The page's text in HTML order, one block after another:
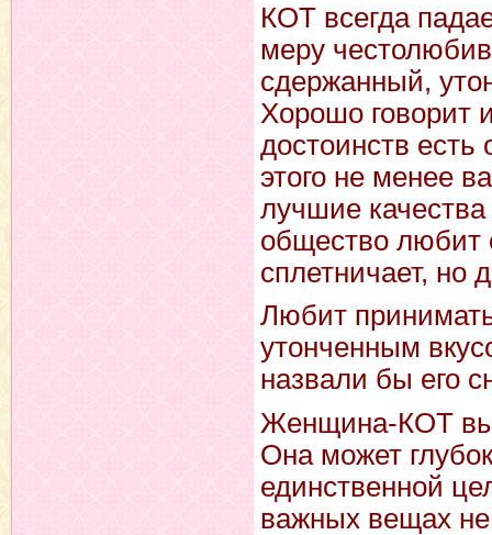
КОТ всегда
меру
сдержанный,
Хорошо говорит
достоинств есть
этого не менее
лучшие
общество любит
сплетничает, но
Любит
утонченным
назвали бы его
Женщина-КОТ
Она может
единственной
важных вещах не